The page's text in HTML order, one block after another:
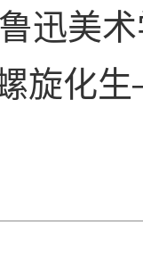
鲁迅美
旋化